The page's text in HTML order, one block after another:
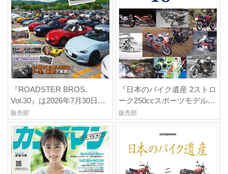
『ROADSTER BROS.
Vol.30』は2026年7月30日発
売
販売部
『日本のバイク遺産 2ストロ
ーク250ccスポーツモデル40
年史』は2026年7月30日発売
販売部